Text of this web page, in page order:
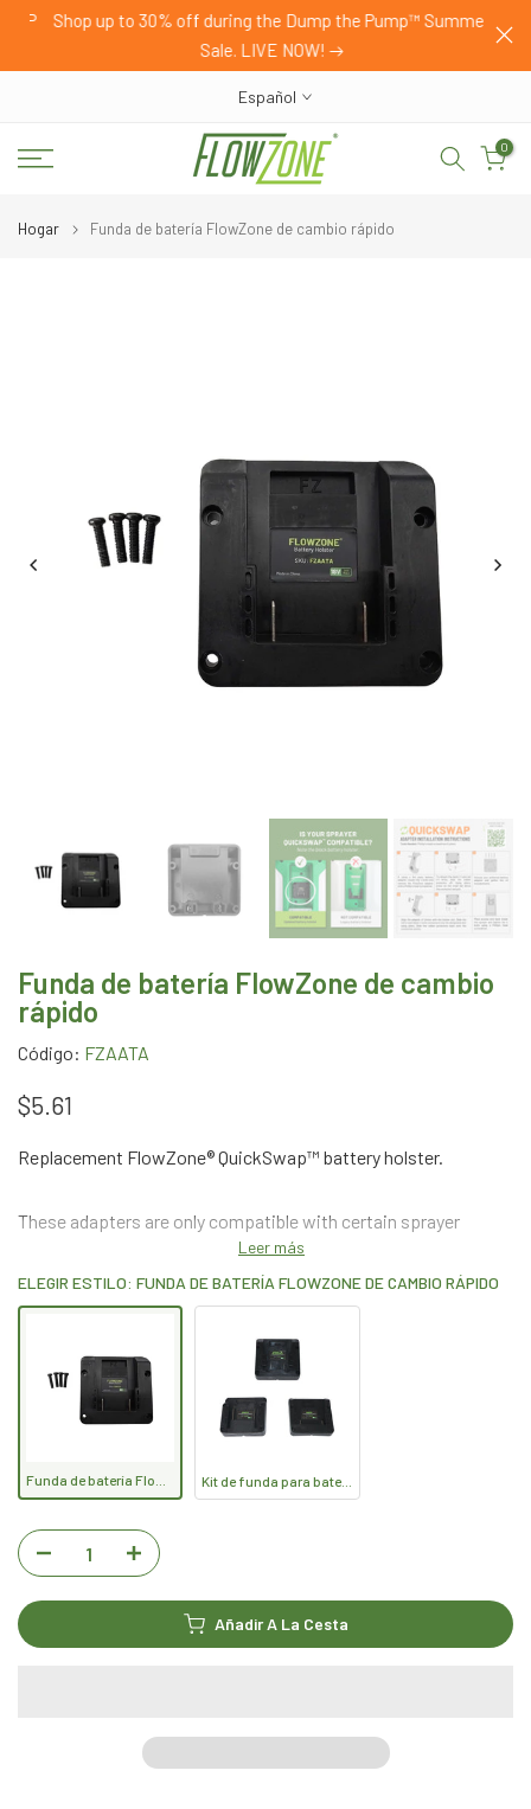
saltarShop up to 30% off during the Dump the Pump™ Summer
Sale. LIVE NOW!
Español
0
Hogar Funda de batería FlowZone de cambio rápido
Funda de batería FlowZone de cambio
rápido
Código: FZAATA
$5.61
Replacement FlowZone® QuickSwap™ battery holster.
These adapters are only compatible with certain sprayer
models. Please make sure your sprayer is compatible before
purchasing.
Leer más
ELEGIR ESTILO: FUNDA DE BATERÍA FLOWZONE DE CAMBIO RÁPIDO
Añadir A La Cesta